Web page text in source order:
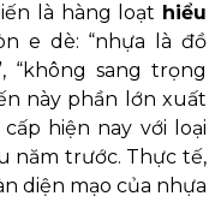
là hàng loạt hiểu
e dè: “nhựa là đồ
“không sang trọng
này phần lớn xuất
hiện nay với loại
năm trước. Thực tế,
diện mạo của nhựa